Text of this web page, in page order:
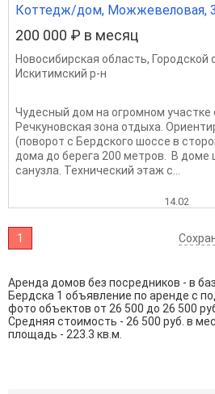
Коттедж/дом, Можжевеловая,
200 000 ₽ в месяц
Новосибирская область, Городской
Искитимский р-н
Чудесный дом на огромном участке
Речкуновская зона отдыха.
(поворот с Бердского шоссе в
дома до берега 200 метров. В доме
санузла. Технический этаж с...
14.02
1
Аренда домов без посредников - в
Бердска 1 объявление по аренде с
фото объектов от 26 500 до 26 500
Средняя стоимость - 26 500 руб. в
площадь - 223.3 кв.м.